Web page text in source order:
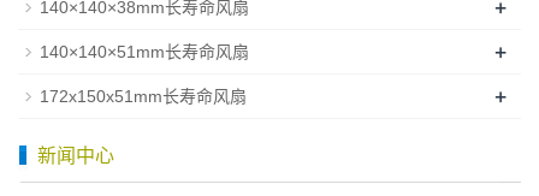
140×140×38mm长寿命风扇 +
140×140×51mm长寿命风扇 +
172x150x51mm长寿命风扇 +
新闻中心